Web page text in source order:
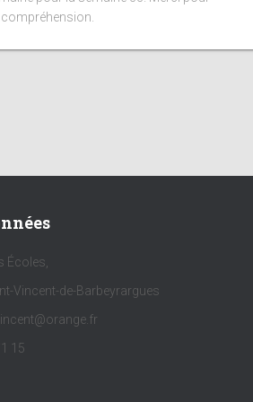
Écoles,
Vincent-de-Barbeyrargues
15